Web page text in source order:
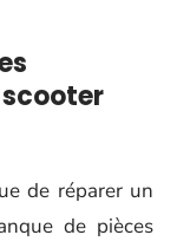
scooter
de réparer un
de pièces